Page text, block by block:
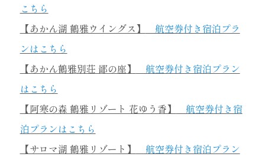
こちら
【あかん湖 鶴雅ウイングス】
航空券付き宿泊プラ
ンはこちら
【あかん鶴雅別荘 鄙の座】
航空券付き宿泊プラン
はこちら
【阿寒の森 鶴雅リゾート 花ゆう香】
航空券付き宿
泊プランはこちら
【サロマ湖 鶴雅リゾート】
航空券付き宿泊プラン